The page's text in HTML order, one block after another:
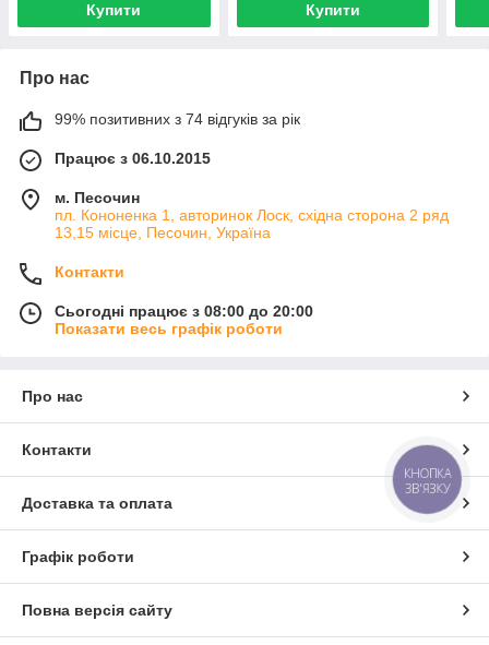
Купити Купити
Про нас
99% позитивних з 74 відгуків за рік
Працює з 06.10.2015
м. Песочин
пл. Кононенка 1, авторинок Лоск, східна сторона 2 ряд
13,15 місце, Песочин, Україна
Контакти
Сьогодні працює з 08:00 до 20:00
Показати весь графік роботи
Про нас
Контакти
Доставка та оплата
Графік роботи
Повна версія сайту
КНОПКА
ЗВ'ЯЗКУ